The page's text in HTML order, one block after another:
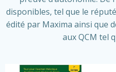
disponibles, tel que le réputé
édité par Maxima ainsi que
aux QCM tel